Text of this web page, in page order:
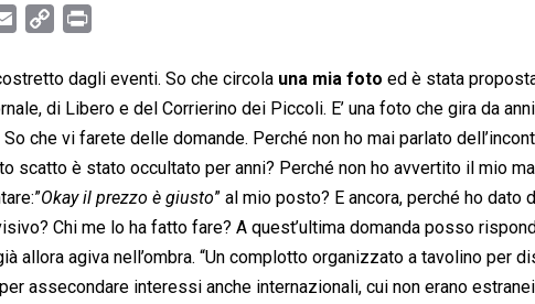
a
i
l
p
y
L
i
n
k
i
n
t
dagli eventi. So che circola una mia foto ed è stata
di Libero e del Corrierino dei Piccoli. E’ una foto che gira da
che vi farete delle domande. Perché non ho mai parlato
scatto è stato occultato per anni? Perché non ho avvertito il mio
Okay il prezzo è giusto” al mio posto? E ancora, perché ho dato
Chi me lo ha fatto fare? A quest’ultima domanda posso
allora agiva nell’ombra. “Un complotto organizzato a tavolino per
assecondare interessi anche internazionali, cui non erano